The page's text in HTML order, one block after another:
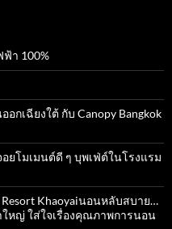
ฟ้า 100%
กเฉียงใต้ กับ Canopy Bangkok
ยโมเมนต์ดี ๆ บุพเฟ่ต์ในโรงแรม
Khaoyaiนอนหลับสบาย…
หญ่ ใส่ใจเรื่องคุณภาพการนอน